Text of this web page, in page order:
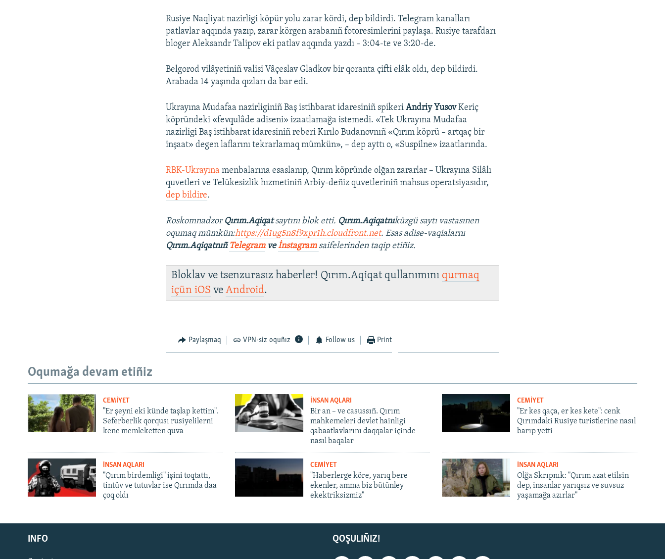
Русский
Українською
Rusiye Naqliyat nazirligi köpür yolu zarar kördi, dep bildirdi. Telegram kanalları
patlavlar aqqında yazıp, zarar körgen arabanıñ fotoresimlerini paylaşa. Rusiye tarafdarı
bloger Aleksandr Talipov eki patlav aqqında yazdı – 3:04-te ve 3:20-de.
Belgorod vilâyetiniñ valisi Vâçeslav Gladkov bir qoranta çifti elâk oldı, dep bildirdi.
Arabada 14 yaşında qızları da bar edi.
Ukrayına Mudafaa nazirliginiñ Baş istihbarat idaresiniñ spikeriAndriy YusovKeriç
köpründeki «fevqulâde adiseni» izaatlamağa istemedi. «Tek Ukrayına Mudafaa
nazirligi Baş istihbarat idaresiniñ reberi Kırılo Budanovnıñ «Qırım köprü – artqaç bir
inşaat» degen laflarını tekrarlamaq mümkün», – dep ayttı o, «Suspilne» izaatlarında.
RBK-Ukrayına menbalarına esaslanıp, Qırım köpründe olğan zararlar – Ukrayına Silâlı
quvetleri ve Telükesizlik hızmetiniñ Arbiy-deñiz quvetleriniñ mahsus operatsiyasıdır,
dep bildire.
Roskomnadzor Qırım.Aqiqatsaytını blok etti. Qırım.Aqiqatnıküzgü saytı vastasınen
oqumaq mümkün:https://d1ug5n8f9xpr1h.cloudfront.net. Esas adise-vaqialarnı
Qırım.AqiqatnıñTelegramveİnstagram saifelerinden taqip etiñiz.
Bloklav ve tsenzurasız haberler! Qırım.Aqiqat qullanımını qurmaq
içüniOS veAndroid.
Paylaşmaq VPN-siz oquñız Follow us Print
Oqumağa devam etiñiz
CEMİYET
"Er şeyni eki künde taşlap kettim".
Seferberlik qorqusı rusiyelilerni
kene memleketten quva
İNSAN AQLARI
Bir an – ve casussıñ. Qırım
mahkemeleri devlet hainligi
qabaatlavlarını daqqalar içinde
nasıl baqalar
CEMİYET
"Er kes qaça, er kes kete": cenk
Qırımdaki Rusiye turistlerine nasıl
barıp yetti
İNSAN AQLARI
"Qırım birdemligi" işini toqtattı,
tintüv ve tutuvlar ise Qırımda daa
çoq oldı
CEMİYET
"Haberlerge köre, yarıq bere
ekenler, amma biz bütünley
ekektriksizmiz"
İNSAN AQLARI
Olğa Skrıpnık: "Qırım azat etilsin
dep, insanlar yarıqsız ve suvsuz
yaşamağa azırlar"
QOŞULIÑIZ!
INFO